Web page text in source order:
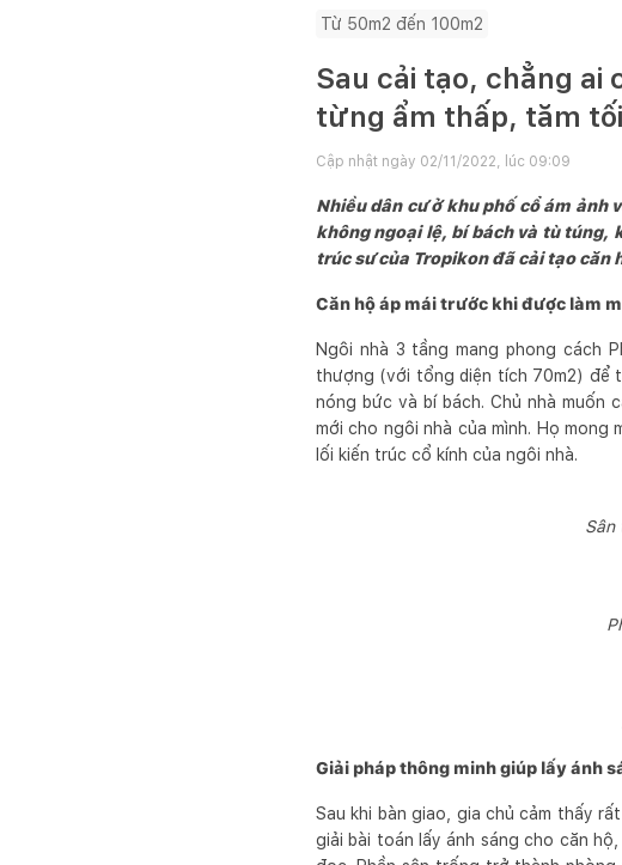
Từ 50m2 đến 100m2
Sau cải tạo, chẳng ai
từng ẩm thấp, tăm
Cập nhật ngày 02/11/2022, lúc 09:09
Nhiều dân cư ở khu phố cổ ám ảnh
không ngoại lệ, bí bách và tù túng,
trúc sư của Tropikon đã cải tạo căn
Căn hộ áp mái trước khi được làm
Ngôi nhà 3 tầng mang phong cách
thượng (với tổng diện tích 70m2) để
nóng bức và bí bách. Chủ nhà
mới cho ngôi nhà của mình. Họ
lối kiến trúc cổ kính của ngôi nhà.
Sân
Giải pháp thông minh giúp lấy ánh
Sau khi bàn giao, gia chủ cảm thấy
giải bài toán lấy ánh sáng cho căn